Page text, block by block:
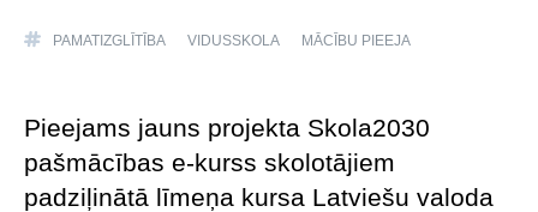
PAMATIZGLĪTĪBA VIDUSSKOLA MĀCĪBU PIEEJA
Pieejams jauns projekta Skola2030
pašmācības e-kurss skolotājiem
padziļinātā līmeņa kursa Latviešu valoda